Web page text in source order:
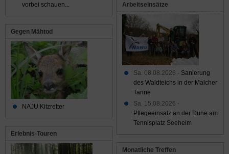
Arbeitseinsätze
Sa. 08.08.2026 - Sanierung
des Waldteichs in der Malcher
Tanne
Sa. 15.08.2026 -
Pflegeeinsatz an der Düne am
Tennisplatz Seeheim
Monatliche Treffen
vorbei schauen...
Gegen Mähtod
NAJU Kitzretter
Erlebnis-Touren